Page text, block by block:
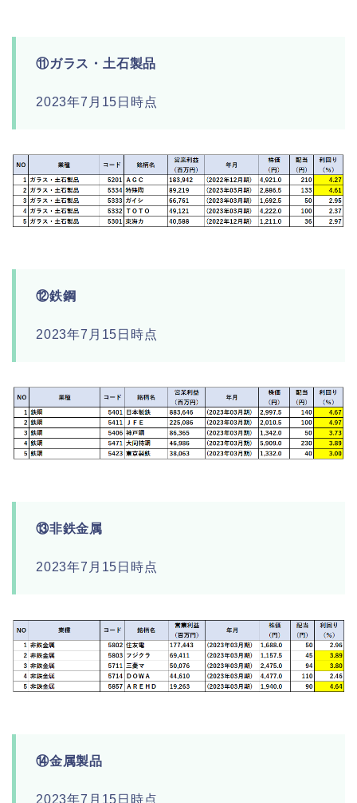
⑪ガラス・土石製品
2023年7月15日時点
⑫鉄鋼
2023年7月15日時点
⑬非鉄金属
2023年7月15日時点
⑭金属製品
2023年7月15日時点